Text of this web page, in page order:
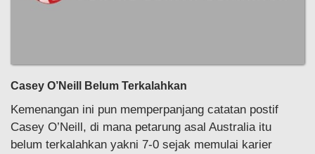
Casey O’Neill Belum Terkalahkan
Kemenangan ini pun memperpanjang catatan postif
Casey O’Neill, di mana petarung asal Australia itu
belum terkalahkan yakni 7-0 sejak memulai karier